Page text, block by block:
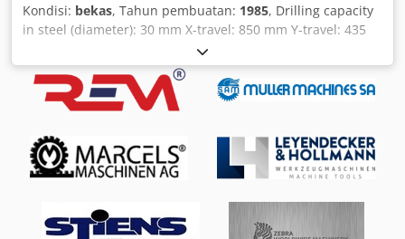
Kondisi: bekas, Tahun pembuatan: 1985, Drilling capacity
in steel (diameter): 30 mm X-travel: 850 mm Y-travel: 435
mm Control: HEIDENHAIN TNC 150 Total power
requirement: 16 kW Machine weight approx.: 3,500 kg
Space requirements approx.: m F E H L M A N N
(Switzerland) CNC-controlled precision drilling and milling
manufacture: 1985 16 085109 X-axis (longitudinal): 850 mm
Y-axis (transverse): 435 mm Z-axis (vertical): 210 mm
Crsdpfjt Hxa Hsx Algof Table size: 500 x 1,570 / 390 x 1,280
mm Min./Max. distance vertical spindle – table top: 140 /
690 mm Vertical travel of drill head, motorized: 540 mm